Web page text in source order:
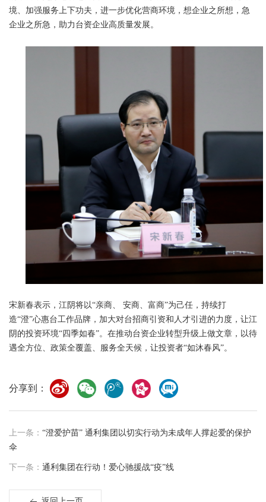
境、加强服务上下功夫，进一步优化营商环境，想企业之所想，急
企业之所急，助力台资企业高质量发展。
宋新春表示，江阴将以“亲商、 安商、富商”为己任，持续打
造“澄”心惠台工作品牌，加大对台招商引资和人才引进的力度，让江
阴的投资环境“四季如春”。在推动台资企业转型升级上做文章，以待
遇全方位、政策全覆盖、服务全天候，让投资者“如沐春风”。
分享到：
上一条： “澄爱护苗” 通利集团以切实行动为未成年人撑起爱的保护
伞
下一条： 通利集团在行动！爱心驰援战“疫”线